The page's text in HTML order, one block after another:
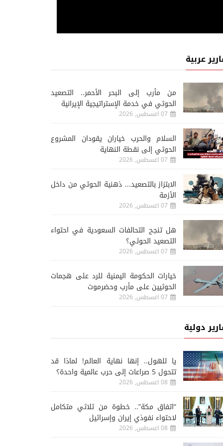
عربية
من مأرب إلى البحر الأحمر.. التصعيد
الحوثي في خدمة الإستراتيجية الإيرانية
07 اغسطس, 2026
السلام والحرب خياران يقودان المشروع
الحوثي إلى نقطة النهاية
07 اغسطس, 2026
الابتزاز بالتصعيد... ذهنية الحوثي من داخل
الأزمة
07 اغسطس, 2026
هل تنجح التحالفات السعودية في احتواء
التصعيد الحوثي؟
07 اغسطس, 2026
خيارات الحكومة اليمنية للرد على هجمات
الحوثيين على مأرب وحضرموت
07 اغسطس, 2026
دولية
يا للهول.. إنها نهاية العالم! لماذا قد
تتحول 5 صراعات إلى حرب عالمية واحدة؟
08 اغسطس, 2026
“اتفاق مكة”.. خطوة من ثلاثي متكامل
لاحتواء نفوذي إيران وإسرائيل
08 اغسطس, 2026